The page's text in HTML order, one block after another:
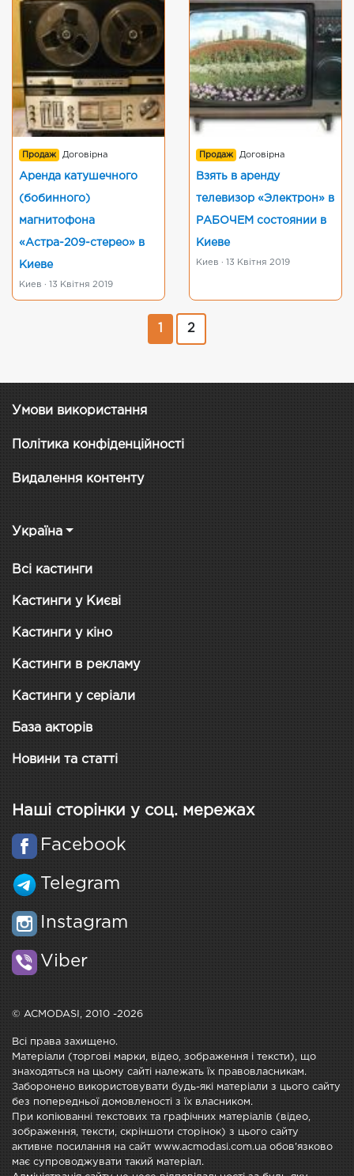
Продаж Договірна
Аренда катушечного
(бобинного)
магнитофона
«Астра-209-стерео» в
Киеве
Киев · 13 Квітня 2019
Продаж Договірна
Взять в аренду
телевизор «Электрон» в
РАБОЧЕМ состоянии в
Киеве
Киев · 13 Квітня 2019
2
Умови використання
Політика конфіденційності
Видалення контенту
Україна
Всі кастинги
Кастинги у Києві
Кастинги у кіно
Кастинги в рекламу
Кастинги у серіали
База акторів
Новини та статті
Наші сторінки у соц. мережах
Facebook
Telegram
Instagram
Viber
© ACMODASI, 2010 -2026
Всі права захищено.
Матеріали (торгові марки, відео, зображення і тексти), що
знаходяться на цьому сайті належать їх правовласникам.
Заборонено використовувати будь-які матеріали з цього сайту
без попередньої домовленості з їх власником.
При копіюванні текстових та графічних матеріалів (відео,
зображення, тексти, скріншоти сторінок) з цього сайту
активне посилання на сайт www.acmodasi.com.ua обов'язково
має супроводжувати такий матеріал.